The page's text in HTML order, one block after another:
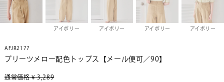
アイボリー アイボリー アイボリー アイボリー
AFJR2177
プリーツメロー配色トップス【メール便可／90】
通常価格 ¥ 3,289